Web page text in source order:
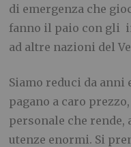
di emergenza che
fanno il paio con gli
ad altre nazioni del
Siamo reduci da
pagano a caro
personale che
utenze enormi. Si